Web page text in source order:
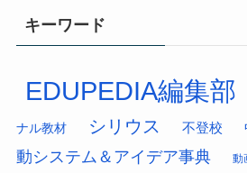
キーワード
EDUPEDIA編集部
ナル教材 シリウス 不登校
動システム＆アイデア事典
動